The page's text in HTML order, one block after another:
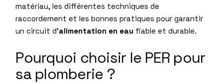
matériau, les différentes techniques de
raccordement et les bonnes pratiques pour garantir
un circuit d’alimentation en eau fiable et durable.
Pourquoi choisir le PER pour
sa plomberie ?